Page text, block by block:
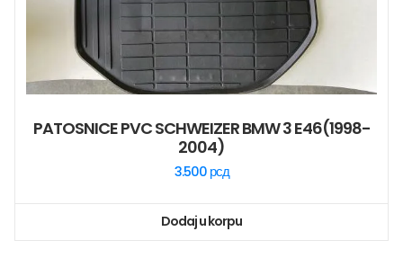
PATOSNICE PVC SCHWEIZER BMW 3 E46(1998-
2004)
3.500 рсд
Dodaj u korpu